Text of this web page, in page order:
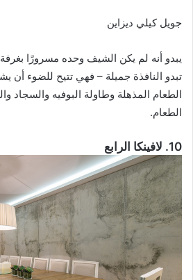
جويل كيلي ديزاين
يبدو أنه لم يكن الشيف وحده مسرورًا
تبدو النافذة جميلة – فهي تتيح للضوء أن
الطعام المذهلة وطاولة البوفيه والسجاد
الطعام.
10. لافينكا الرابع